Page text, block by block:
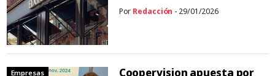
Por Redacción - 29/01/2026
Empresas
Coopervision apuesta por